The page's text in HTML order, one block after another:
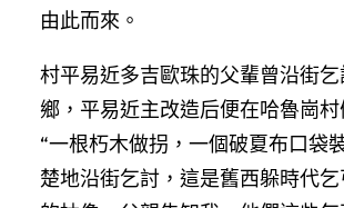
由此而來。
村平易近多吉歐珠的父輩曾沿街
鄉，平易近主改造后便在哈魯崗村
“一根朽木做拐，一個破夏布口袋
楚地沿街乞討，這是舊西躲時代